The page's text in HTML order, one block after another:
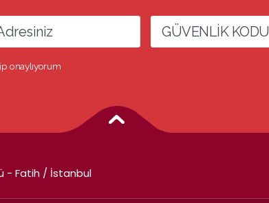
onaylıyorum
- Fatih / İstanbul